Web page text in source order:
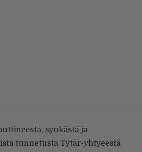
synkästä ja
tunnetusta Tytär-yhtyeestä